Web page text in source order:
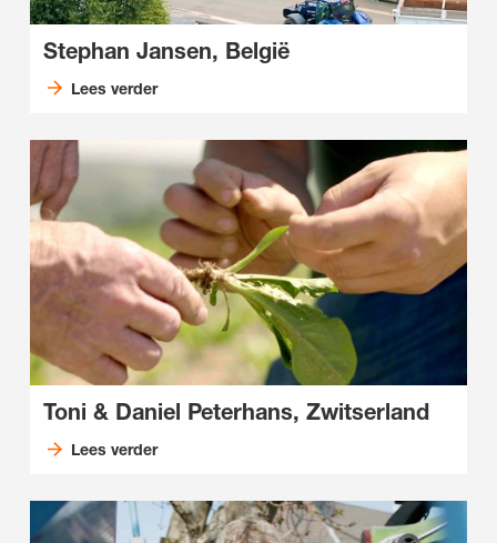
Stephan Jansen, België
Lees verder
Toni & Daniel Peterhans, Zwitserland
Lees verder